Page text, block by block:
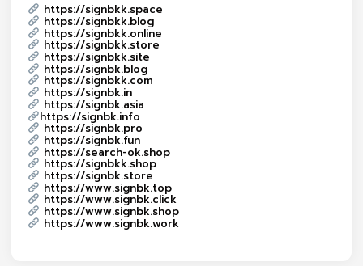
https://signbkk.space
https://signbkk.blog
https://signbkk.online
https://signbkk.store
https://signbkk.site
https://signbk.blog
https://signbkk.com
https://signbk.in
https://signbk.asia
https://signbk.info
https://signbk.pro
https://signbk.fun
https://search-ok.shop
https://signbkk.shop
https://signbk.store
https://www.signbk.top
https://www.signbk.click
https://www.signbk.shop
https://www.signbk.work